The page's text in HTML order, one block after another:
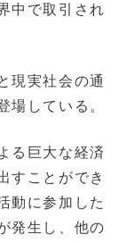
中で取引され
現実社会の通
場している。
る巨大な経済
すことができ
動に参加した
発生し、他の